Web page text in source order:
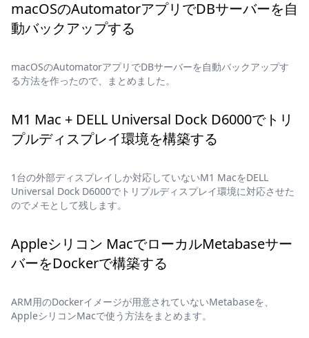
macOSのAutomatorアプリでDBサーバーを自
動バックアップする
macOSのAutomatorアプリでDBサーバーを自動バックアップす
る方法を作ったので、まとめました。
M1 Mac + DELL Universal Dock D6000でトリ
プルディスプレイ環境を構築する
1台の外部ディスプレイしか対応していないM1 MacをDELL
Universal Dock D6000でトリプルディスプレイ環境に対応させた
のでメモとして残します。
Appleシリコン MacでローカルMetabaseサー
バーをDockerで構築する
ARM用のDockerイメージが用意されていないMetabaseを、
AppleシリコンMacで使う方法をまとめます。